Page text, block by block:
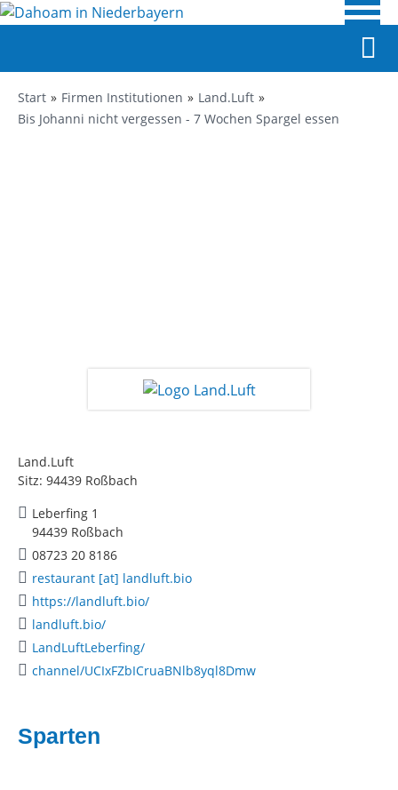
Start Firmen Institutionen
Land.Luft
Bis Johanni nicht vergessen - 7 Wochen Spargel essen
Land.Luft
Sitz: 94439 Roßbach
Leberfing 1
94439 Roßbach
08723 20 8186
restaurant [at] landluft.bio
https://landluft.bio/
landluft.bio/
LandLuftLeberfing/
channel/UCIxFZbICruaBNlb8yql8Dmw
Sparten